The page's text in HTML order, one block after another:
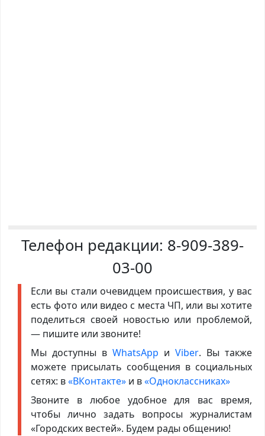
Телефон редакции: 8-909-389-
03-00
Если вы стали очевидцем происшествия, у вас
есть фото или видео с места ЧП, или вы хотите
поделиться своей новостью или проблемой,
— пишите или звоните!
Мы доступны в WhatsApp иViber. Вы также
можете присылать сообщения в социальных
сетях: в«ВКонтакте»и в«Одноклассниках»
Звоните в любое удобное для вас время,
чтобы лично задать вопросы журналистам
«Городских вестей». Будем рады общению!